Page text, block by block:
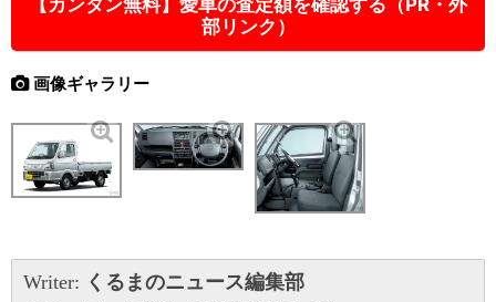
【カンタン無料】愛車の査定額を確認する（PR・外
部リンク）
画像ギャラリー
Writer: くるまのニュース編集部